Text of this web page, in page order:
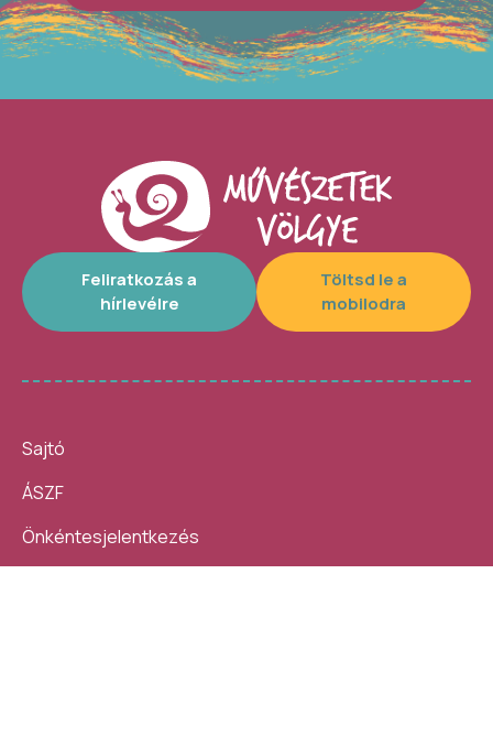
Feliratkozás a
hírlevélre
Töltsd le a
mobilodra
Sajtó
ÁSZF
Önkéntesjelentkezés